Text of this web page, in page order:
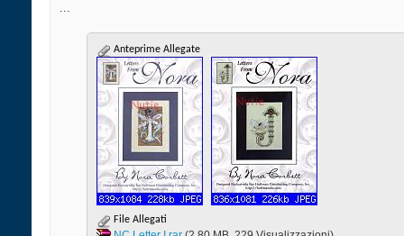
...
Anteprime Allegate
File Allegati